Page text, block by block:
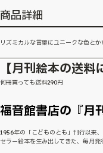
商品詳細
リズミカルな言葉にユニークな色と
【月刊絵本の送料
何冊買っても送料290円
福音館書店の『月
1956年の「こどものとも」刊行以来
セラー絵本を生み出してきた、毎月発